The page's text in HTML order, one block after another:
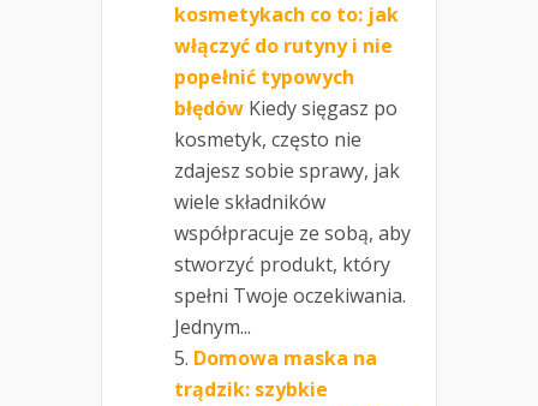
kosmetykach co to: jak
włączyć do rutyny i nie
popełnić typowych
błędów Kiedy sięgasz po
kosmetyk, często nie
zdajesz sobie sprawy, jak
wiele składników
współpracuje ze sobą, aby
stworzyć produkt, który
spełni Twoje oczekiwania.
Jednym...
Domowa maska na
trądzik: szybkie